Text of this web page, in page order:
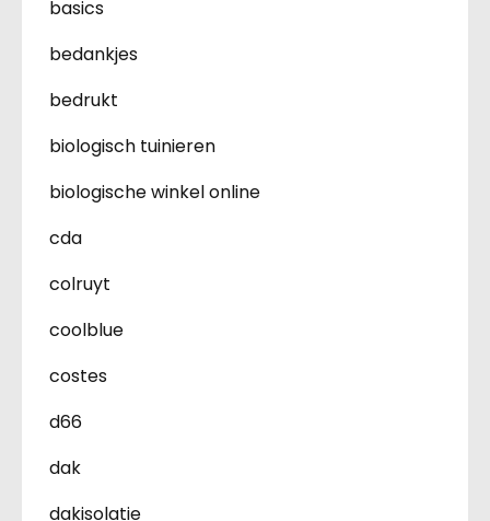
basics
bedankjes
bedrukt
biologisch tuinieren
biologische winkel online
cda
colruyt
coolblue
costes
d66
dak
dakisolatie